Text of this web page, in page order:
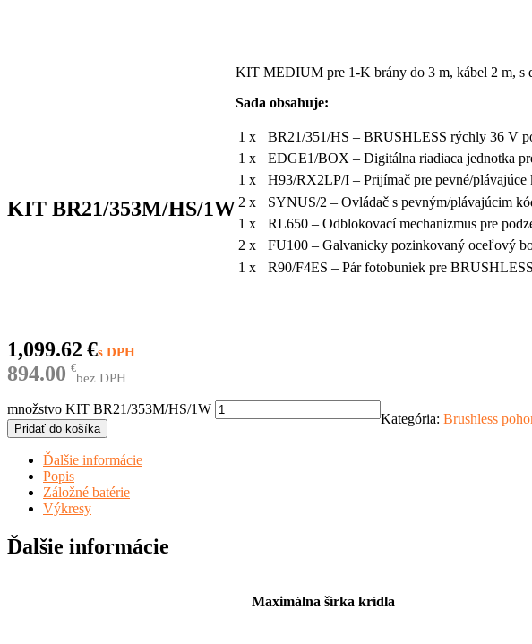
KIT BR21/353M/HS/1W
€
1,099.62
€
894.00 bez DPH
KIT MEDIUM pre 1-K brány do 3 m, kábel 2 m, s
Sada obsahuje:
1 x
BR21/351/HS – BRUSHLESS rýchly 36 V
1 x
EDGE1/BOX – Digitálna riadiaca jednotka
1 x
H93/RX2LP/I – Prijímač pre pevné/
2 x
SYNUS/2 – Ovládač s pevným/plávajúcim
1 x
RL650 – Odblokovací mechanizmus pre
2 x
FU100 – Galvanicky pozinkovaný oceľový
1 x
R90/F4ES – Pár fotobuniek pre
množstvo KIT BR21/353M/HS/1W
Pridať do košíka
Kategória: Brushless
Ďalšie informácie
Popis
Záložné batérie
Výkresy
Ďalšie informácie
Maximálna šírka krídla